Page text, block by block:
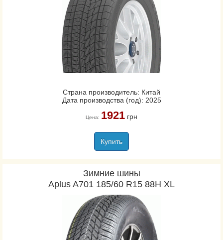
Страна производитель: Китай
Дата производства (год): 2025
Цена: 1921грн
Купить
Зимние шины
Aplus A701 185/60 R15 88H XL